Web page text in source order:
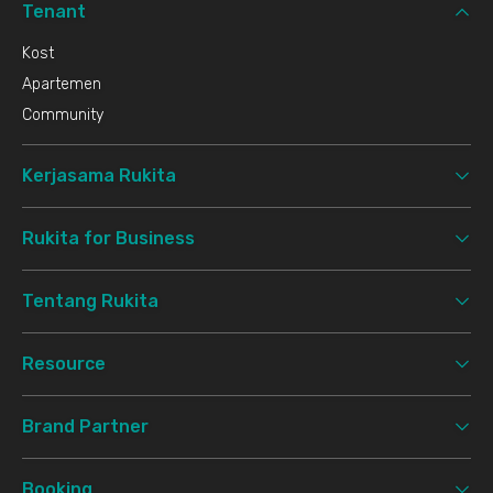
Tenant
Kost
Apartemen
Community
Kerjasama Rukita
Rukita for Business
Tentang Rukita
Resource
Brand Partner